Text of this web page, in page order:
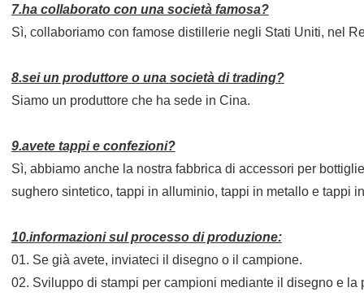
7.ha collaborato con una società famosa?
Sì, collaboriamo con famose distillerie negli Stati Uniti, nel
8.sei un produttore o una società di trading?
Siamo un produttore che ha sede in Cina.
9.avete tappi e confezioni?
Sì, abbiamo anche la nostra fabbrica di accessori per
sughero sintetico, tappi in alluminio, tappi in metallo e tappi
10.informazioni sul processo di produzione:
01. Se già avete, inviateci il disegno o il campione.
02. Sviluppo di stampi per campioni mediante il disegno e